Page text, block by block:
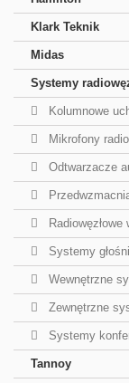
Klark Teknik
Midas
Systemy
Kolumnowe
Mikrofony
Odtwarzacze
Systemy
Wewnętrzne
Zewnętrzne
Systemy
Tannoy